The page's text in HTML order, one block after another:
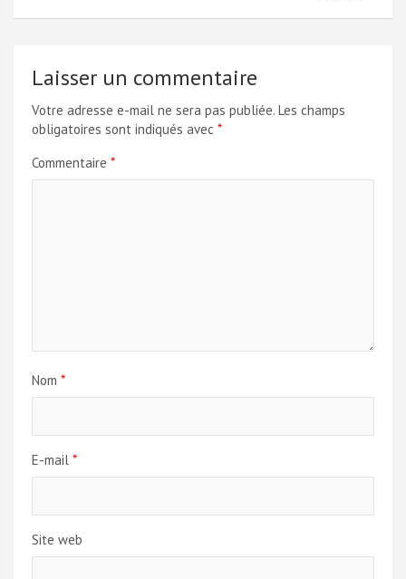
Laisser un commentaire
Votre adresse e-mail ne sera pas publiée. Les champs
obligatoires sont indiqués avec *
Commentaire *
Nom *
E-mail *
Site web